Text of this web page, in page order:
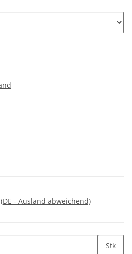
(DE - Ausland abweichend)
Stk